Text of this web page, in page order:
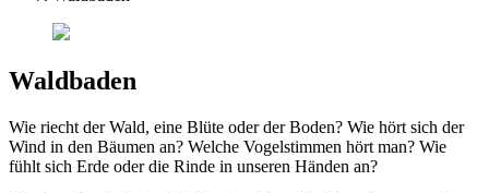
Waldbaden
Wie riecht der Wald, eine Blüte oder der Boden? Wie hört sich der
Wind in den Bäumen an? Welche Vogelstimmen hört man? Wie
fühlt sich Erde oder die Rinde in unseren Händen an?